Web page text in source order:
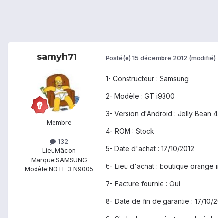
samyh71
Membre
132
LieuMâcon
Marque:SAMSUNG
Modèle:NOTE 3 N9005
Posté(e) 15 décembre 2012 (modifié)
1- Constructeur : Samsung
2- Modèle : GT i9300
3- Version d'Android : Jelly Bean
4- ROM : Stock
5- Date d'achat : 17/10/2012
6- Lieu d'achat : boutique orange
7- Facture fournie : Oui
8- Date de fin de garantie : 17/10/